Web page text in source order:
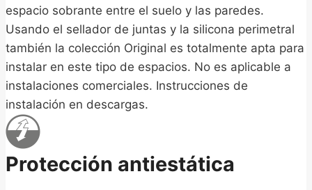
espacio sobrante entre el suelo y las paredes.
Usando el sellador de juntas y la silicona perimetral
también la colección Original es totalmente apta para
instalar en este tipo de espacios. No es aplicable a
instalaciones comerciales. Instrucciones de
instalación en descargas.
Protección antiestática